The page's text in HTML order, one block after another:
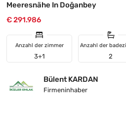
Meeresnähe In Doğanbey
€ 291.986
Anzahl der zimmer
3+1
Anzahl der
2
Bülent KARDAN
Firmeninhaber